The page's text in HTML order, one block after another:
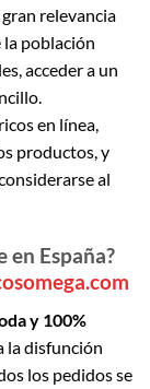
gran relevancia
la población
acceder a un
en línea,
productos, y
al
España?
y 100%
la disfunción
los pedidos se